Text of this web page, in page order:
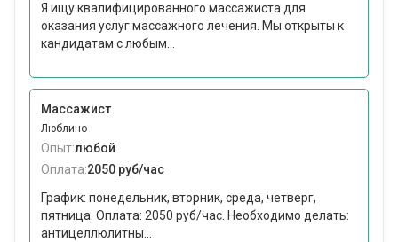
Я ищу квалифицированного массажиста для
оказания услуг массажного лечения. Мы открыты к
кандидатам с любым...
Массажист
Люблино
Опыт:любой
Оплата:2050 руб/час
График: понедельник, вторник, среда, четверг,
пятница. Оплата: 2050 руб/час. Необходимо делать:
антицеллюлитны...